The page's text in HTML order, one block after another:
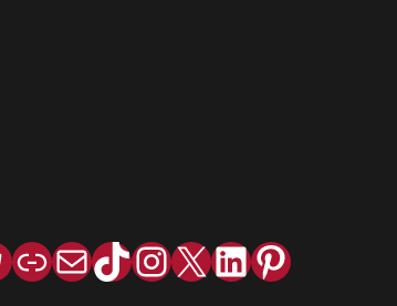
Enlace
Correo
TikTok
Instagram
X LinkedIn
Pinterest